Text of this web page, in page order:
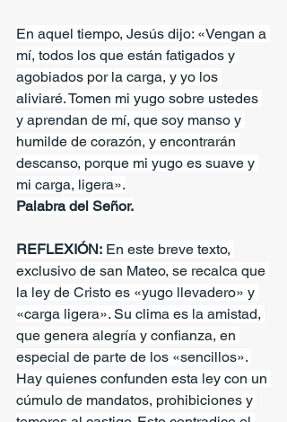
En aquel tiempo, Jesús dijo: «Vengan a
mí, todos los que están fatigados y
agobiados por la carga, y yo los
aliviaré. Tomen mi yugo sobre ustedes
y aprendan de mí, que soy manso y
humilde de corazón, y encontrarán
descanso, porque mi yugo es suave y
mi carga, ligera».
Palabra del Señor.
REFLEXIÓN: En este breve texto,
exclusivo de san Mateo, se recalca que
la ley de Cristo es «yugo llevadero» y
«carga ligera». Su clima es la amistad,
que genera alegría y confianza, en
especial de parte de los «sencillos».
Hay quienes confunden esta ley con un
cúmulo de mandatos, prohibiciones y